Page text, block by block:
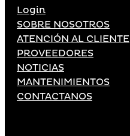
Login
SOBRE NOSOTROS
ATENCIÓN AL CLIENTE
PROVEEDORES
NOTICIAS
MANTENIMIENTOS
CONTACTANOS